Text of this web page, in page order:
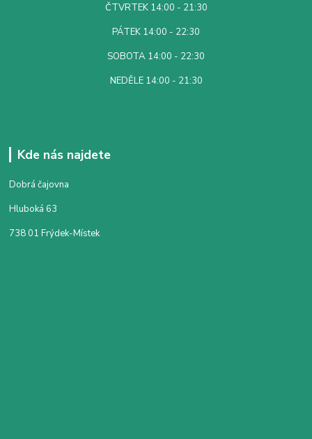
ČTVRTEK 14:00 - 21:30
PÁTEK 14:00 - 22:30
SOBOTA 14:00 - 22:30
NEDĚLE 14:00 - 21:30
Kde nás najdete
Dobrá čajovna
Hluboká 63
738 01 Frýdek-Místek